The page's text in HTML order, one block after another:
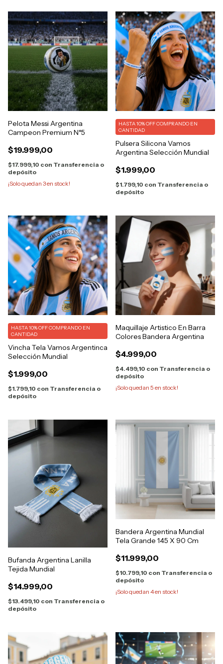
Pelota Messi Argentina
Campeon Premium N°5
$19.999,00
$17.999,10 con Transferencia o
depósito
¡Solo quedan 3en stock!
Pulsera Silicona Vamos
Argentina Selección Mundial
$1.999,00
HASTA 10% OFFCOMPRANDO EN
CANTIDAD
$1.799,10 con Transferencia o
depósito
Vincha Tela Vamos Argentinca
Selección Mundial
$1.999,00
HASTA 10% OFFCOMPRANDO EN
CANTIDAD
$1.799,10 con Transferencia o
depósito
Maquillaje Artistico En Barra
Colores Bandera Argentina
$4.999,00
$4.499,10 con Transferencia o
depósito
¡Solo quedan 5 en stock!
Bufanda Argentina Lanilla
Tejida Mundial
$14.999,00
$13.499,10 con Transferencia o
depósito
Bandera Argentina Mundial
Tela Grande 145 X 90 Cm
$11.999,00
$10.799,10 con Transferencia o
depósito
¡Solo quedan 4en stock!